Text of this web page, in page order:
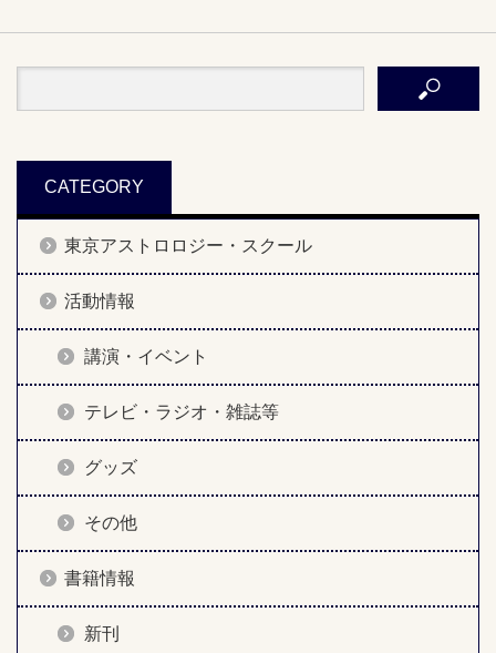
CATEGORY
東京アストロロジー・スクール
活動情報
講演・イベント
テレビ・ラジオ・雑誌等
グッズ
その他
書籍情報
新刊